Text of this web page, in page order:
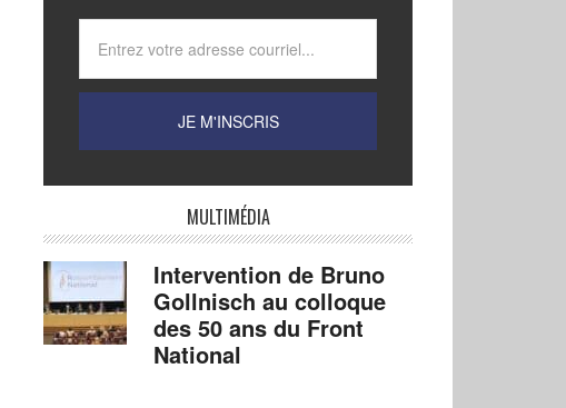
MULTIMÉDIA
Intervention de Bruno
Gollnisch au colloque
des 50 ans du Front
National